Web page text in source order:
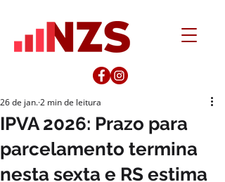
IPVA 2026: Prazo para
parcelamento termina
nesta sexta e RS estima
26 de jan.2 min de leitura